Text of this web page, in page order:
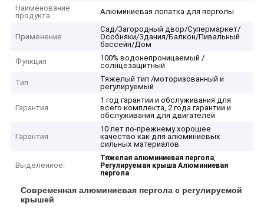
Наименование
продукта
Алюминиевая лопатка для перголы
Применение
Сад/Загородный двор/Супермаркет/
Особняки/Здания/Балкон/Пивальный
бассейн/Дом
Функция
100% водонепроницаемый /
солнцезащитный
Тип
Тяжелый тип /моторизованный и
регулируемый
Гарантия
1 год гарантии и обслуживания для
всего комплекта, 2 года гарантии и
обслуживания для двигателей
Гарантия
10 лет по-прежнему хорошее
качество как для алюминиевых
сильных материалов
Выделенное:
Тяжелая алюминиевая пергола,
Регулируемая крыша Алюминиевая
пергола
Современная алюминиевая пергола с регулируемой
крышей